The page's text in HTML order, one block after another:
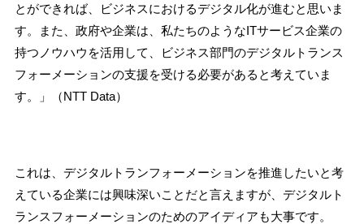
とができれば、ビジネスにおけるデジタル化が進むと思いま
す。また、政府や企業は、私たちのようなITサービス企業の
持つノウハウを活用して、ビジネス部門のデジタルトランス
フォーメーションの支援を受ける必要があると考えていま
す。」（NTT Data）
これは、デジタルトランフォーメーションを推進したいと考
えている企業には興味深いことだと言えますが、デジタルト
ランスフォーメーションのためのアイディアも大事です。